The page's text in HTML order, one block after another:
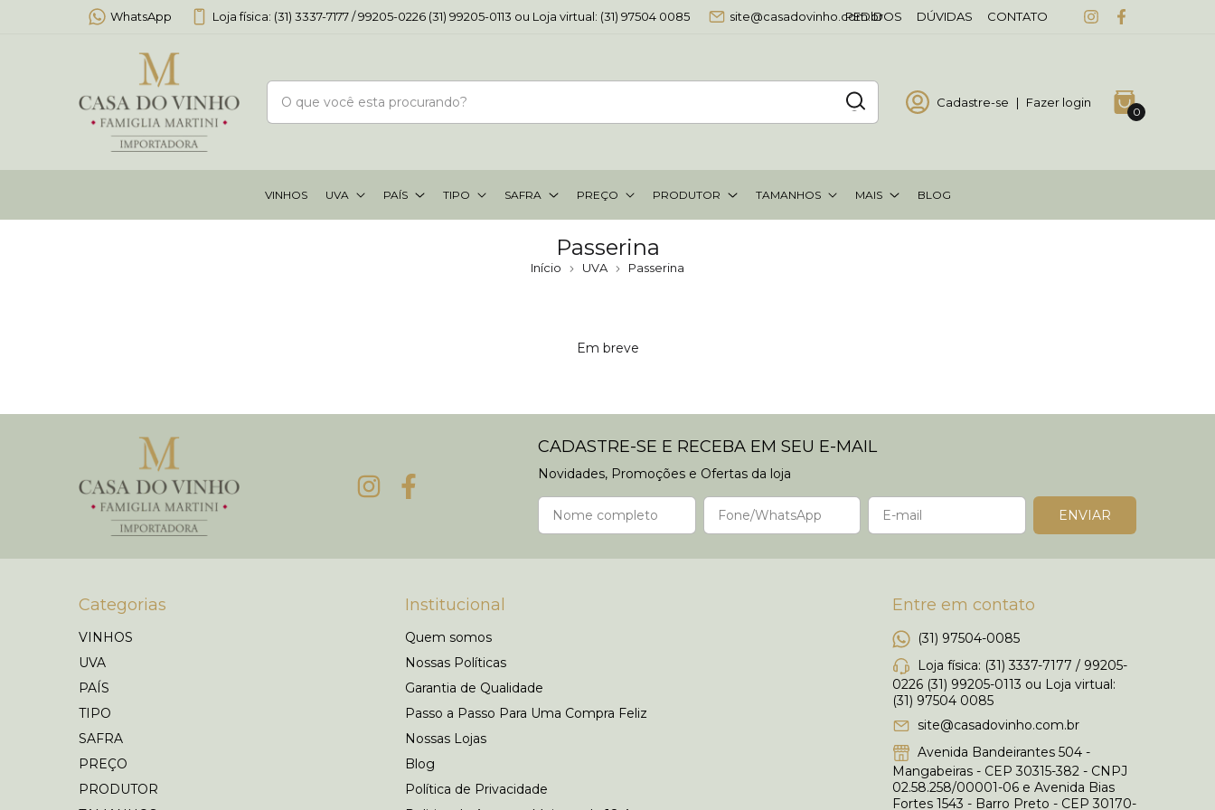
WhatsApp Loja física: (31) 3337-7177 / 99205-0226 (31) 99205-0113 ou Loja virtual: (31) 97504 0085 site@casadovinho.com.br
PEDIDOS DÚVIDAS CONTATO
Cadastre-se | Fazer login
0
VINHOS UVA PAÍS TIPO SAFRA PREÇO PRODUTOR TAMANHOS MAIS BLOG
Passerina
Início UVA Passerina
Em breve
CADASTRE-SE E RECEBA EM SEU E-MAIL
Novidades, Promoções e Ofertas da loja
Categorias
VINHOS
UVA
PAÍS
TIPO
SAFRA
PREÇO
PRODUTOR
Institucional
Quem somos
Nossas Políticas
Garantia de Qualidade
Passo a Passo Para Uma Compra Feliz
Nossas Lojas
Blog
Política de Privacidade
Entre em contato
(31) 97504-0085
Loja física: (31) 3337-7177 / 99205-
0226 (31) 99205-0113 ou Loja virtual:
(31) 97504 0085
site@casadovinho.com.br
Avenida Bandeirantes 504 -
Mangabeiras - CEP 30315-382 - CNPJ
02.58.258/00001-06 e Avenida Bias
Fortes 1543 - Barro Preto - CEP 30170-